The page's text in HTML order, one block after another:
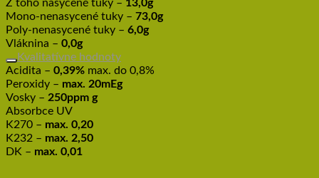
Z toho nasycené tuky – 13,0g
Mono-nenasycené tuky – 73,0g
Poly-nenasycené tuky – 6,0g
Vláknina – 0,0g
Kvalitatívne hodnoty
Acidita – 0,39% max. do 0,8%
Peroxidy – max. 20mEg
Vosky – 250ppm g
Absorbce UV
K270 – max. 0,20
K232 – max. 2,50
DK – max. 0,01